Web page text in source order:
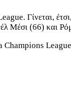
Γίνεται,
Μέσι (66) και
Champions